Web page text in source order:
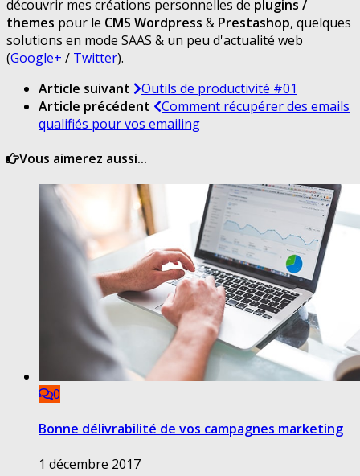
découvrir mes créations personnelles de plugins /
themes pour le CMS Wordpress & Prestashop, quelques
solutions en mode SAAS & un peu d'actualité web
(Google+ / Twitter).
Article suivant
Outils de productivité #01
Article précédent
Comment récupérer des emails
qualifiés pour vos emailing
Vous aimerez aussi...
0
Bonne délivrabilité de vos campagnes marketing
1 décembre 2017